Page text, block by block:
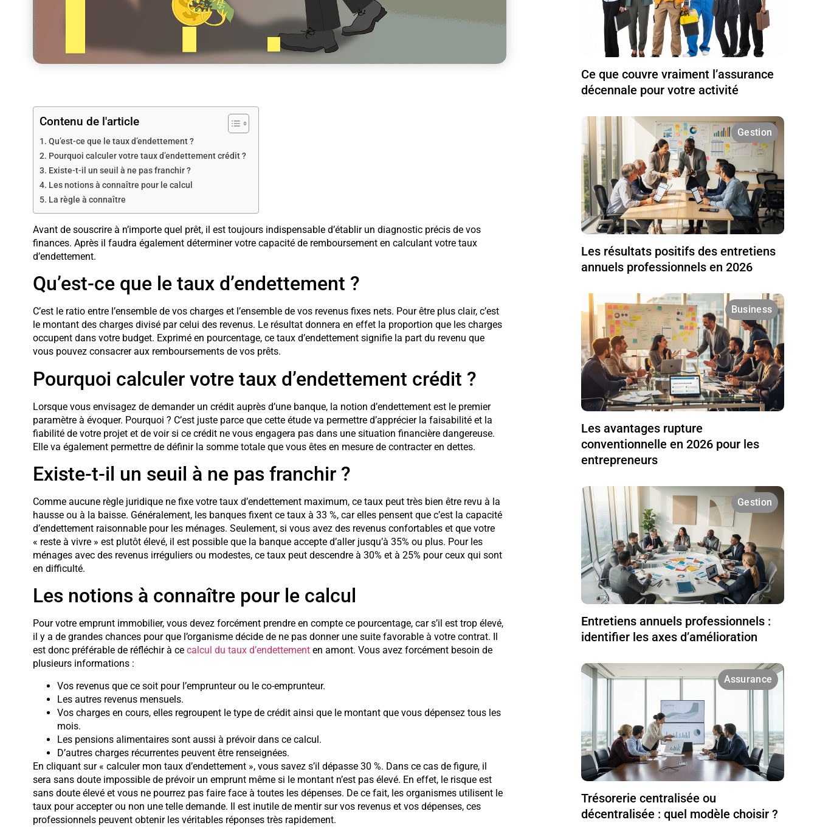
Contenu de l'article
Qu’est-ce que le taux d’endettement ?
Pourquoi calculer votre taux d’endettement crédit ?
Existe-t-il un seuil à ne pas franchir ?
Les notions à connaître pour le calcul
La règle à connaître
Avant de souscrire à n’importe quel prêt, il est toujours indispensable d’établir un diagnostic précis de vos
finances. Après il faudra également déterminer votre capacité de remboursement en calculant votre taux
d’endettement.
Qu’est-ce que le taux d’endettement ?
C’est le ratio entre l’ensemble de vos charges et l’ensemble de vos revenus fixes nets. Pour être plus clair, c’est
le montant des charges divisé par celui des revenus. Le résultat donnera en effet la proportion que les charges
occupent dans votre budget. Exprimé en pourcentage, ce taux d’endettement signifie la part du revenu que
vous pouvez consacrer aux remboursements de vos prêts.
Pourquoi calculer votre taux d’endettement crédit ?
Lorsque vous envisagez de demander un crédit auprès d’une banque, la notion d’endettement est le premier
paramètre à évoquer. Pourquoi ? C’est juste parce que cette étude va permettre d’apprécier la faisabilité et la
fiabilité de votre projet et de voir si ce crédit ne vous engagera pas dans une situation financière dangereuse.
Elle va également permettre de définir la somme totale que vous êtes en mesure de contracter en dettes.
Existe-t-il un seuil à ne pas franchir ?
Comme aucune règle juridique ne fixe votre taux d’endettement maximum, ce taux peut très bien être revu à la
hausse ou à la baisse. Généralement, les banques fixent ce taux à 33 %, car elles pensent que c’est la capacité
d’endettement raisonnable pour les ménages. Seulement, si vous avez des revenus confortables et que votre
« reste à vivre » est plutôt élevé, il est possible que la banque accepte d’aller jusqu’à 35% ou plus. Pour les
ménages avec des revenus irréguliers ou modestes, ce taux peut descendre à 30% et à 25% pour ceux qui sont
en difficulté.
Les notions à connaître pour le calcul
Pour votre emprunt immobilier, vous devez forcément prendre en compte ce pourcentage, car s’il est trop élevé,
il y a de grandes chances pour que l’organisme décide de ne pas donner une suite favorable à votre contrat. Il
est donc préférable de réfléchir à ce calcul du taux d’endettementen amont. Vous avez forcément besoin de
plusieurs informations :
Vos revenus que ce soit pour l’emprunteur ou le co-emprunteur.
Les autres revenus mensuels.
Vos charges en cours, elles regroupent le type de crédit ainsi que le montant que vous dépensez tous les
mois.
Les pensions alimentaires sont aussi à prévoir dans ce calcul.
D’autres charges récurrentes peuvent être renseignées.
En cliquant sur « calculer mon taux d’endettement », vous savez s’il dépasse 30 %. Dans ce cas de figure, il
sera sans doute impossible de prévoir un emprunt même si le montant n’est pas élevé. En effet, le risque est
sans doute élevé et vous ne pourrez pas faire face à toutes les dépenses. De ce fait, les organismes utilisent le
taux pour accepter ou non une telle demande. Il est inutile de mentir sur vos revenus et vos dépenses, ces
professionnels peuvent obtenir les véritables réponses très rapidement.
Ce que couvre vraiment l’assurance
décennale pour votre activité
Gestion
Les résultats positifs des entretiens
annuels professionnels en 2026
Business
Les avantages rupture
conventionnelle en 2026 pour les
entrepreneurs
Gestion
Entretiens annuels professionnels :
identifier les axes d’amélioration
Assurance
Trésorerie centralisée ou
décentralisée : quel modèle choisir ?